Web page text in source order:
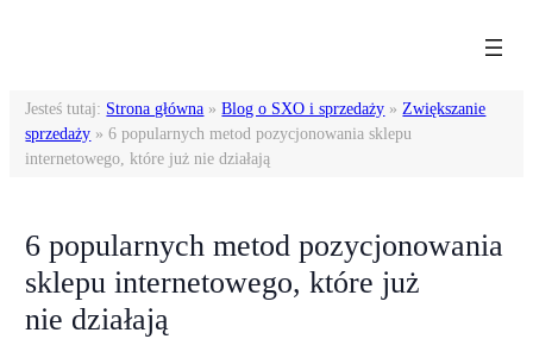
Jesteś tutaj: Strona główna »Blog o SXO i sprzedaży » Zwiększanie
sprzedaży »6 popularnych metod pozycjonowania sklepu
internetowego, które już nie działają
6 popularnych metod pozycjonowania
sklepu internetowego, które już
nie działają